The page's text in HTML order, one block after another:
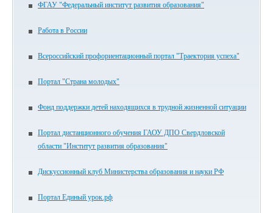
ФГАУ "Федеральный институт развития образования"
Работа в России
Всероссийский профориентационный портал "Траектория успеха"
Портал "Страна молодых"
Фонд поддержки детей находящихся в трудной жизненной ситуации
Портал дистанционного обучения ГАОУ ДПО Свердловской
области "Институт развития образования"
Дискуссионный клуб Министерства образования и науки РФ
Портал Единый урок.рф